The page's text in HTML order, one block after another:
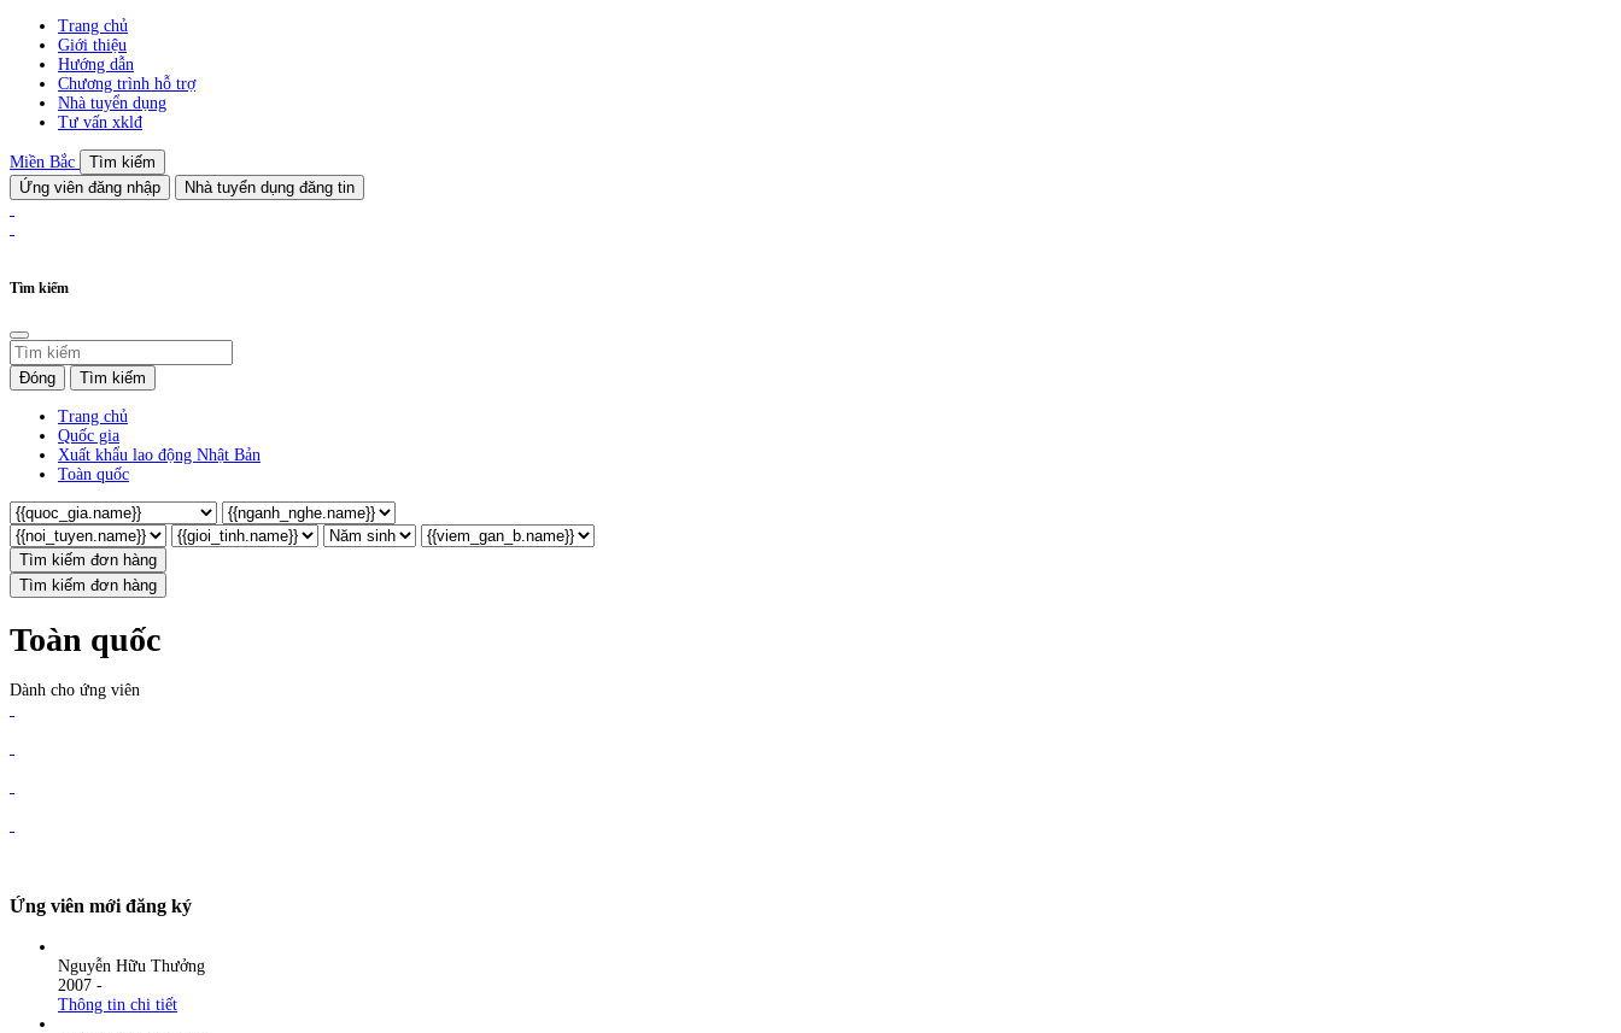
Trang chủ
Giới thiệu
Hướng dẫn
Chương trình hỗ trợ
Nhà tuyển dụng
Tư vấn xklđ
Miền Bắc
Tìm kiếm
Ứng viên đăng nhập
Nhà tuyển dụng đăng tin
Tìm kiếm
Đóng Tìm kiếm
Trang chủ
Quốc gia
Xuất khẩu lao động Nhật Bản
Toàn quốc
Tìm kiếm đơn hàng
Tìm kiếm đơn hàng
Toàn quốc
Dành cho ứng viên
Ứng viên mới đăng ký
Nguyễn Hữu Thưởng
2007 -
Thông tin chi tiết